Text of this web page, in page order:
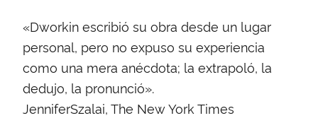
«Dworkin escribió su obra desde un lugar
personal, pero no expuso su experiencia
como una mera anécdota; la extrapoló, la
dedujo, la pronunció».
JenniferSzalai, The New York Times